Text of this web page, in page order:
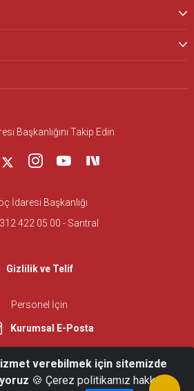
Başkanlığını Takip Edin
İdaresi Başkanlığı
422 05 00 - Santral
Gizlilik ve Telif
Personel İçin
Kurumsal E-Posta
verebilmek için sitemizde
🍪 Çerez politikamız hakkında